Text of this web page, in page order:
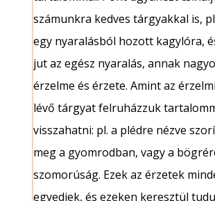
számunkra kedves tárgyakkal is,
egy nyaralásból hozott kagylóra,
jut az egész nyaralás, annak
érzelme és érzete. Amint az
lévő tárgyat felruházzuk
visszahatni: pl. a plédre nézve
meg a gyomrodban, vagy a
szomorúság. Ezek az érzetek
egyediek, és ezeken keresztül